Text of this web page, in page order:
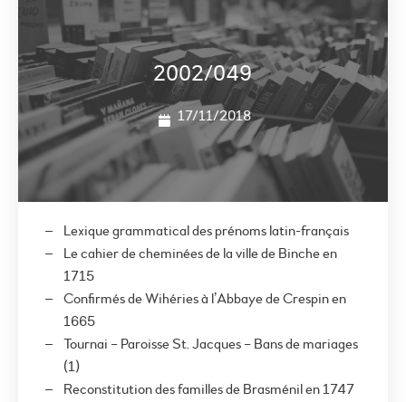
2002/049
17/11/2018
Lexique grammatical des prénoms latin-français
Le cahier de cheminées de la ville de Binche en
1715
Confirmés de Wihéries à l’Abbaye de Crespin en
1665
Tournai – Paroisse St. Jacques – Bans de mariages
(1)
Reconstitution des familles de Brasménil en 1747